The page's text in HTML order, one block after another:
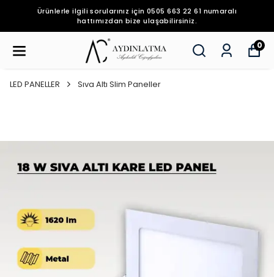
Ürünlerle ilgili sorularınız için 0505 663 22 61 numaralı
hattımızdan bize ulaşabilirsiniz.
0
LED PANELLER Sıva Altı Slim Paneller